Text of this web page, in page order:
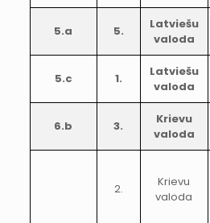
5.a 5.
Latviešu
valoda
5.c 1.
Latviešu
valoda
6.b 3.
Krievu
valoda
2.
Krievu
valoda